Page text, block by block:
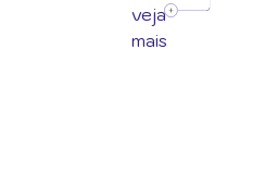
veja
mais